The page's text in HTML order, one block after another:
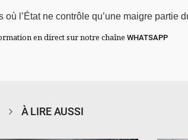
où l’État ne contrôle qu’une maigre
en direct sur notre chaîneWHATSAPP
À LIRE AUSSI